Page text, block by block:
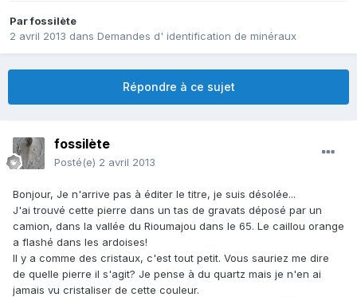
Parfossilète
2 avril 2013 dans Demandes d' identification de minéraux
Répondre à ce sujet
fossilète
Posté(e) 2 avril 2013
Bonjour, Je n'arrive pas à éditer le titre, je suis désolée...
J'ai trouvé cette pierre dans un tas de gravats déposé par un
camion, dans la vallée du Rioumajou dans le 65. Le caillou orange
a flashé dans les ardoises!
Il y a comme des cristaux, c'est tout petit. Vous sauriez me dire
de quelle pierre il s'agit? Je pense à du quartz mais je n'en ai
jamais vu cristaliser de cette couleur.